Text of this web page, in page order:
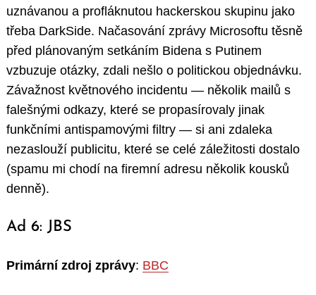
uznávanou a profláknutou hackerskou skupinu jako
třeba DarkSide. Načasování zprávy Microsoftu těsně
před plánovaným setkáním Bidena s Putinem
vzbuzuje otázky, zdali nešlo o politickou objednávku.
Závažnost květnového incidentu — několik mailů s
falešnými odkazy, které se propasírovaly jinak
funkčními antispamovými filtry — si ani zdaleka
nezaslouží publicitu, které se celé záležitosti dostalo
(spamu mi chodí na firemní adresu několik kousků
denně).
Ad 6: JBS
Primární zdroj zprávy: BBC